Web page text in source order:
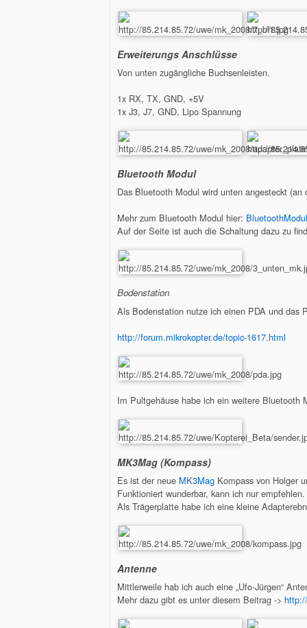
Erweiterungs Anschlüsse
Von unten zugängliche Buchsenleisten.
1x RX, TX, GND, +5V
1x J3, J7, GND, Lipo Spannung
Bluetooth Modul
Das Bluetooth Modul wird unten angesteckt
Mehr zum Bluetooth Modul hier: BluetoothModul
Auf der Seite ist auch die Schaltung dazu zu
Bodenstation
Als Bodenstation nutze ich einen PDA und das
http://forum.mikrokopter.de/topic-1617.html
Im Pultgehäuse habe ich ein weitere Bluetooth
MK3Mag (Kompass)
Es ist der neue MK3Mag Kompass von Holger
Funktioniert wunderbar, kann ich nur empfehlen.
Als Trägerplatte habe ich eine kleine
Antenne
Mittlerweile hab ich auch eine „Ufo-Jürgen“
Mehr dazu gibt es unter diesem Beitrag ->